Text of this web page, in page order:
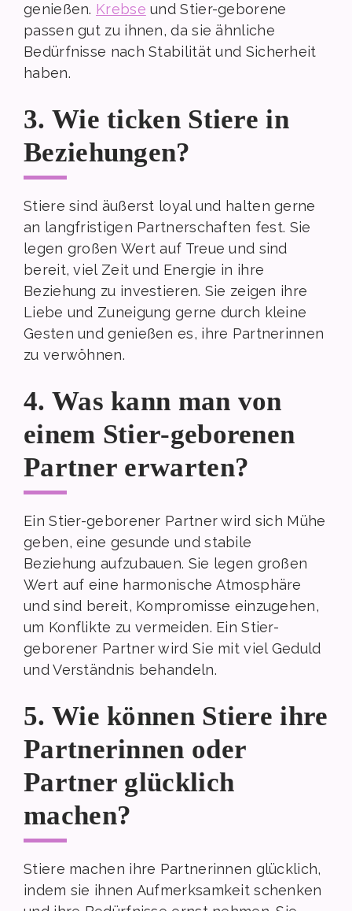
genießen. Krebse und Stier-geborene
passen gut zu ihnen, da sie ähnliche
Bedürfnisse nach Stabilität und Sicherheit
haben.
3. Wie ticken Stiere in
Beziehungen?
Stiere sind äußerst loyal und halten gerne
an langfristigen Partnerschaften fest. Sie
legen großen Wert auf Treue und sind
bereit, viel Zeit und Energie in ihre
Beziehung zu investieren. Sie zeigen ihre
Liebe und Zuneigung gerne durch kleine
Gesten und genießen es, ihre Partnerinnen
zu verwöhnen.
4. Was kann man von
einem Stier-geborenen
Partner erwarten?
Ein Stier-geborener Partner wird sich Mühe
geben, eine gesunde und stabile
Beziehung aufzubauen. Sie legen großen
Wert auf eine harmonische Atmosphäre
und sind bereit, Kompromisse einzugehen,
um Konflikte zu vermeiden. Ein Stier-
geborener Partner wird Sie mit viel Geduld
und Verständnis behandeln.
5. Wie können Stiere ihre
Partnerinnen oder
Partner glücklich
machen?
Stiere machen ihre Partnerinnen glücklich,
indem sie ihnen Aufmerksamkeit schenken